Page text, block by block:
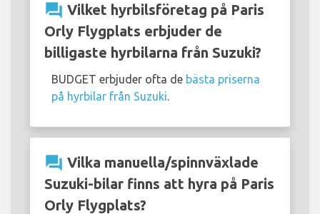
question_answer Vilket hyrbilsföretag på Paris
Orly Flygplats erbjuder de
billigaste hyrbilarna från Suzuki?
BUDGET erbjuder ofta de bästa priserna
på hyrbilar från Suzuki
question_answer Vilka manuella/spinnväxlade
Suzuki-bilar finns att hyra på Paris
Orly Flygplats?